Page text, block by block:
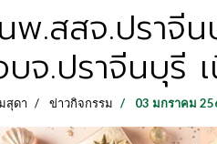
พ.สสจ.ปราจีน
บจ.ปราจีนบุรี
สุดา ข่าวกิจกรรม 03 มกราคม